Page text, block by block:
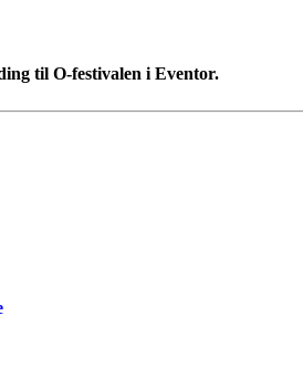
til O-festivalen i Eventor.